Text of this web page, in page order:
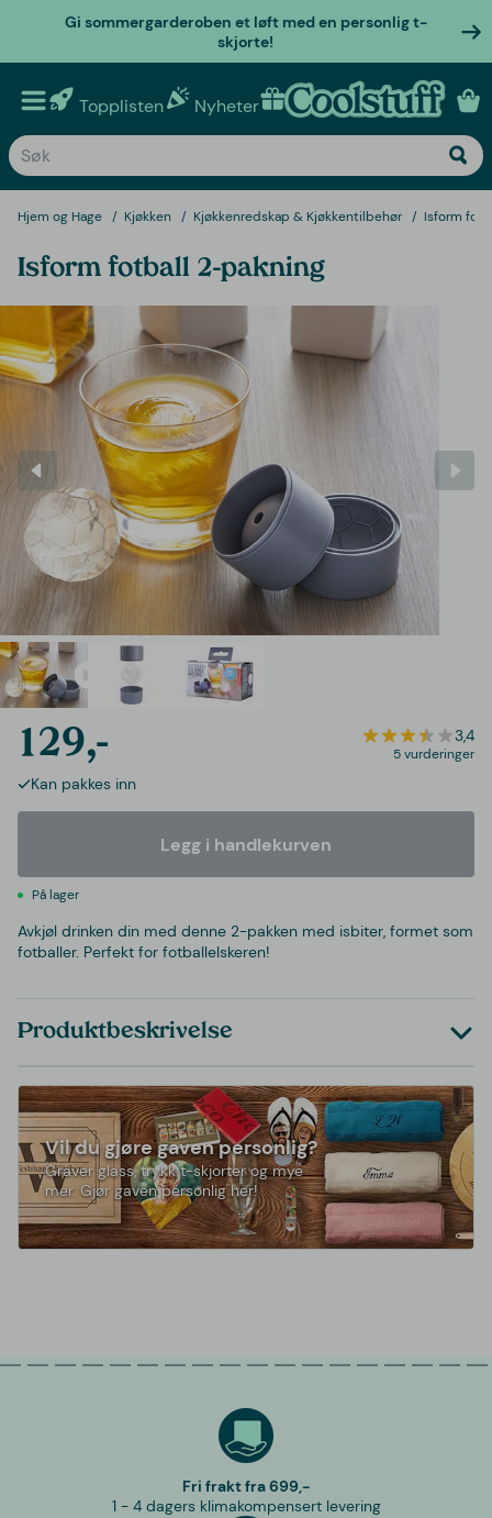
Gi sommergarderoben et løft med en personlig t-
skjorte!
Topplisten Nyheter Personlige gaver
Hjem og Hage Kjøkken Kjøkkenredskap & Kjøkkentilbehør Isform
Isform fotball 2-pakning
129,- 3,4
5 vurderinger
Kan pakkes inn
Legg i handlekurven
På lager
Avkjøl drinken din med denne 2-pakken med isbiter, formet som
fotballer. Perfekt for fotballelskeren!
Produktbeskrivelse
Vil du gjøre gaven personlig?
Graver glass, trykk t-skjorter og mye
mer. Gjør gaven personlig her!
Fri frakt fra 699,-
1 - 4 dagers klimakompensert levering